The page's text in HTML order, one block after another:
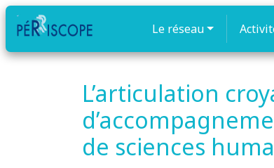
Le réseau
L’articulation
de sciences